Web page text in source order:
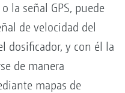
la señal GPS, puede
de velocidad del
dosificador, y con él la
de manera
mapas de